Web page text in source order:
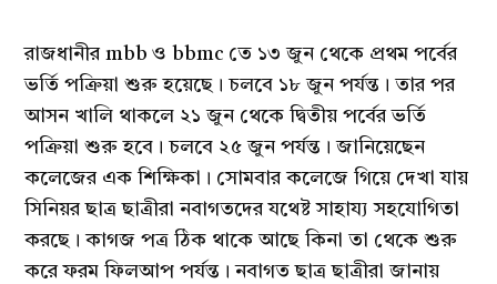
রাজধানীর mbb ও bbmc তে ১৩ জুন থেকে প্রথম পর্বের
ভর্তি পক্রিয়া শুরু হয়েছে। চলবে ১৮ জুন পর্যন্ত। তার পর
আসন খালি থাকলে ২১ জুন থেকে দ্বিতীয় পর্বের ভর্তি
পক্রিয়া শুরু হবে। চলবে ২৫ জুন পর্যন্ত। জানিয়েছেন
কলেজের এক শিক্ষিকা। সোমবার কলেজে গিয়ে দেখা যায়
সিনিয়র ছাত্র ছাত্রীরা নবাগতদের যথেষ্ট সাহায্য সহযোগিতা
করছে। কাগজ পত্র ঠিক থাকে আছে কিনা তা থেকে শুরু
করে ফরম ফিলআপ পর্যন্ত। নবাগত ছাত্র ছাত্রীরা জানায়